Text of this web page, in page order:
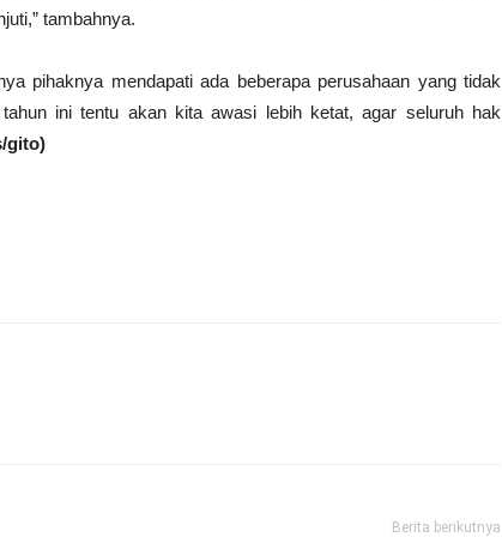
tambahnya.
pihaknya mendapati ada beberapa perusahaan yang tidak
ini tentu akan kita awasi lebih ketat, agar seluruh hak
gito)
Berita berikutnya